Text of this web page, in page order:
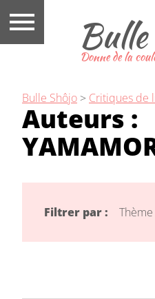
Donne de la
Bulle Shôjo > Critiques de
Auteurs :
Filtrer par : Thème